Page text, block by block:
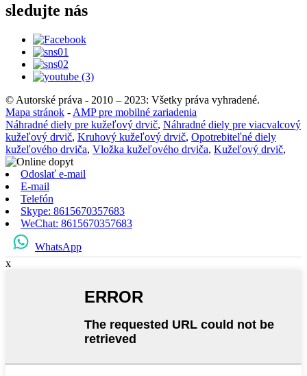
sledujte nás
© Autorské práva - 2010 – 2023: Všetky práva vyhradené.
Mapa stránok - AMP pre mobilné zariadenia
Náhradné diely pre kužeľový drvič, Náhradné diely pre viacvalcový
kužeľový drvič, Kruhový kužeľový drvič, Opotrebiteľné diely
kužeľového drviča, Vložka kužeľového drviča, Kužeľový drvič,
Odoslať e-mail
E-mail
Telefón
Skype: 8615670357683
WeChat: 8615670357683
WhatsApp
x